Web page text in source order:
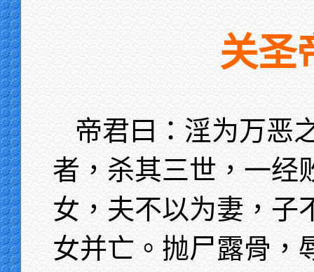
关圣
帝君曰：淫为万恶
者，杀其三世，一经
女，夫不以为妻，子
女并亡。抛尸露骨，